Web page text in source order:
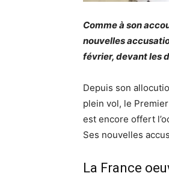
Comme à son
nouvelles
février, devant les
Depuis son
plein vol, le
est encore offert
Ses nouvelles
La France